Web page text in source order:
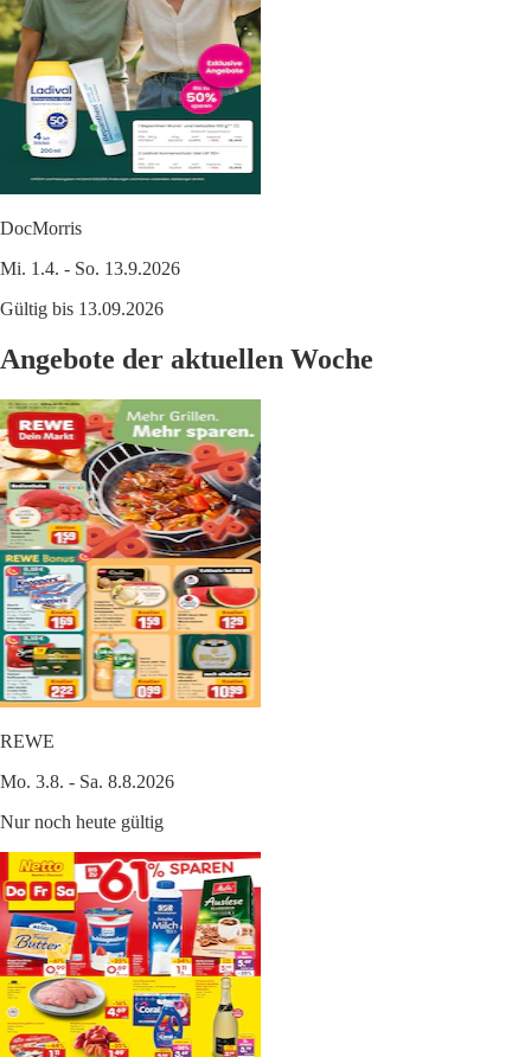
DocMorris
Mi. 1.4. - So. 13.9.2026
Gültig bis 13.09.2026
Angebote der aktuellen Woche
REWE
Mo. 3.8. - Sa. 8.8.2026
Nur noch heute gültig